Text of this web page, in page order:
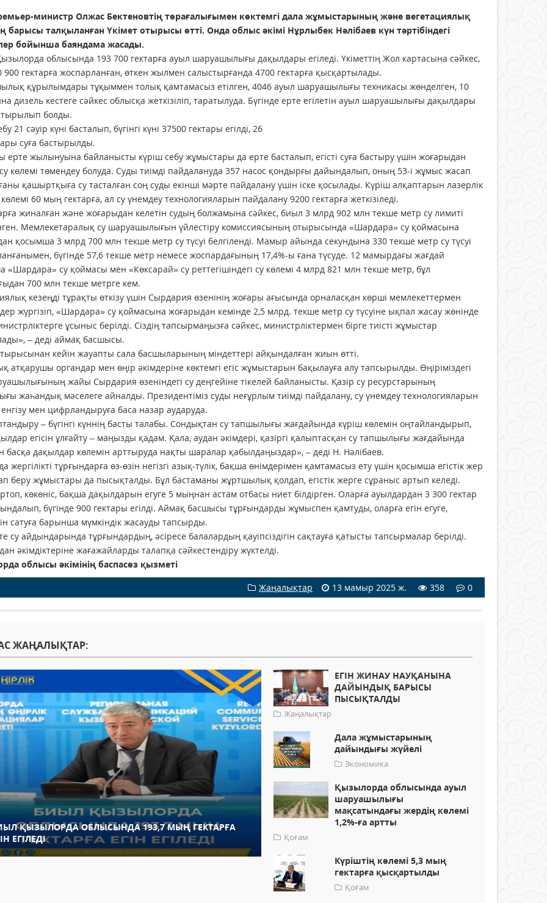
министр Олжас Бектеновтің төрағалығымен көктемгі дала жұмыстарының және вегетациялық
барысы талқыланған Үкімет отырысы өтті. Онда облыс әкімі Нұрлыбек Нәлібаев күн тәртібіндегі
бойынша баяндама жасады.
облысында 193 700 гектарға ауыл шаруашылығы дақылдары егіледі. Үкіметтің Жол картасына сәйкес,
900 гектарға жоспарланған, өткен жылмен салыстырғанда 4700 гектарға қысқартылады.
құрылымдары тұқыммен толық қамтамасыз етілген, 4046 ауыл шаруашылығы техникасы жөнделген, 10
дизель кестеге сәйкес облысқа жеткізіліп, таратылуда. Бүгінде ерте егілетін ауыл шаруашылығы дақылдары
болды.
21 сәуір күні басталып, бүгінгі күні 37500 гектары егілді, 26
суға бастырылды.
ерте жылынуына байланысты күріш себу жұмыстары да ерте басталып, егісті суға бастыру үшін жоғарыдан
су көлемі төмендеу болуда. Суды тиімді пайдалануда 357 насос қондырғы дайындалып, оның 53-і жұмыс жасап
қашыртқыға су тасталған соң суды екінші мәрте пайдалану үшін іске қосылады. Күріш алқаптарын лазерлік
көлемі 60 мың гектарға, ал су үнемдеу технологияларын пайдалану 9200 гектарға жеткізіледі.
жиналған және жоғарыдан келетін судың болжамына сәйкес, биыл 3 млрд 902 млн текше метр су лимиті
Мемлекетаралық су шаруашылығын үйлестіру комиссиясының отырысында «Шардара» су қоймасына
қосымша 3 млрд 700 млн текше метр су түсуі белгіленді. Мамыр айында секундына 330 текше метр су түсуі
бүгінде 57,6 текше метр немесе жоспардағының 17,4%-ы ғана түсуде. 12 мамырдағы жағдай
«Шардара» су қоймасы мен «Көксарай» су реттегішіндегі су көлемі 4 млрд 821 млн текше метр, бұл
700 млн текше метрге кем.
кезеңді тұрақты өткізу үшін Сырдария өзенінің жоғары ағысында орналасқан көрші мемлекеттермен
жүргізіп, «Шардара» су қоймасына жоғарыдан кемінде 2,5 млрд. текше метр су түсуіне ықпал жасау жөнінде
ұсыныс берілді. Сіздің тапсырмаңызға сәйкес, министрліктермен бірге тиісті жұмыстар
– деді аймақ басшысы.
кейін жауапты сала басшыларының міндеттері айқындалған жиын өтті.
атқарушы органдар мен өңір әкімдеріне көктемгі егіс жұмыстарын бақылауға алу тапсырылды. Өңіріміздегі
жайы Сырдария өзеніндегі су деңгейіне тікелей байланысты. Қазір су ресурстарының
жаһандық мәселеге айналды. Президентіміз суды неғұрлым тиімді пайдалану, су үнемдеу технологияларын
енгізу мен цифрландыруға баса назар аударуда.
– бүгінгі күннің басты талабы. Сондықтан су тапшылығы жағдайында күріш көлемін оңтайландырып,
егісін ұлғайту – маңызды қадам. Қала, аудан әкімдері, қазіргі қалыптасқан су тапшылығы жағдайында
басқа дақылдар көлемін арттыруда нақты шаралар қабылдаңыздар», – деді Н. Нәлібаев.
жергілікті тұрғындарға өз-өзін негізгі азық-түлік, бақша өнімдерімен қамтамасыз ету үшін қосымша егістік жер
беру жұмыстары да пысықталды. Бұл бастаманы жұртшылық қолдап, егістік жерге сұраныс артып келеді.
көкөніс, бақша дақылдарын егуге 5 мыңнан астам отбасы ниет білдірген. Оларға ауылдардан 3 300 гектар
бүгінде 900 гектары егілді. Аймақ басшысы тұрғындарды жұмыспен қамтуды, оларға егін егуге,
сатуға барынша мүмкіндік жасауды тапсырды.
су айдындарында тұрғындардың, әсіресе балалардың қауіпсіздігін сақтауға қатысты тапсырмалар берілді.
әкімдіктеріне жағажайларды талапқа сәйкестендіру жүктелді.
облысы әкімінің баспасөз қызметі
Жаңалықтар
13 мамыр 2025 ж. 358 0
ЖАҢАЛЫҚТАР:
ҚЫЗЫЛОРДА ОБЛЫСЫНДА 193,7 МЫҢ ГЕКТАРҒА
ЕГІЛЕДІ
ЕГІН ЖИНАУ НАУҚАНЫНА
ДАЙЫНДЫҚ БАРЫСЫ
ПЫСЫҚТАЛДЫ
Жаңалықтар
Дала жұмыстарының
дайындығы жүйелі
Экономика
Қызылорда облысында ауыл
шаруашылығы
мақсатындағы жердің көлемі
1,2%-ға артты
Қоғам
Күріштің көлемі 5,3 мың
гектарға қысқартылды
Қоғам